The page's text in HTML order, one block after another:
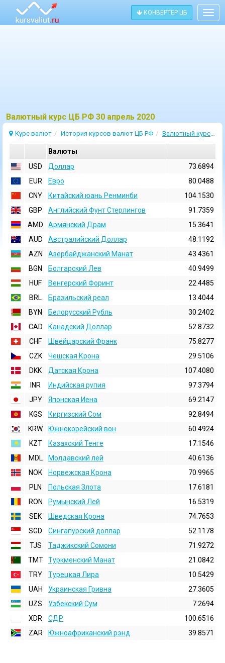
КОНВЕРТЕР ЦБ
Bалютный курс ЦБ РФ 30 апрель 2020
Курс валют История курсов валют ЦБ РФ Валютный курс 30 Апрель 2020
Валюты
USD
Доллар
73.6894
EUR
Евро
80.0488
CNY
Китайский юань Ренминби
104.1530
GBP
Английский Фунт Стерлингов
91.7359
AMD
Армянский Драм
15.3641
AUD
Австралийский Доллар
48.1192
AZN
Азербайджанский Манат
43.4361
BGN
Болгарский Лев
40.9499
HUF
Венгерский Форинт
22.4485
BRL
Бразильский реал
13.4044
BYN
Белорусский Рубль
30.2402
CAD
Канадский Доллар
52.8732
CHF
Швейцарский Франк
75.8277
CZK
Чешская Крона
29.5106
DKK
Датская Крона
107.4080
INR
Индийская pупия
97.3794
JPY
Японская Иена
69.2147
KGS
Киргизский Сом
92.8494
KRW
Южнокорейский вон
60.4924
KZT
Казахский Тенге
17.1546
MDL
Молдавский лей
40.6136
NOK
Норвежская Крона
70.9965
PLN
Польская Злота
17.6181
RON
Румынский Лей
16.5319
SEK
Шведская Крона
74.7653
SGD
Сингапурский доллар
52.1178
TJS
Таджикский Сомони
71.9272
TMT
Туркменский Манат
21.0842
TRY
Турецкая Лира
10.5429
UAH
Украинская Гривна
27.3605
UZS
Узбекский Сум
7.2694
XDR
СДР
100.6516
ZAR
Южноафриканский рэнд 39.8571